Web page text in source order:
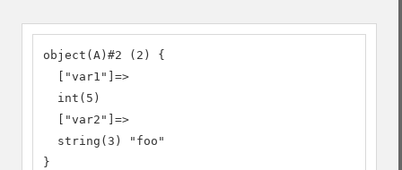
object(A)#2 (2) {
  ["var1"]=>
  int(5)
  ["var2"]=>
  string(3) "foo"
}